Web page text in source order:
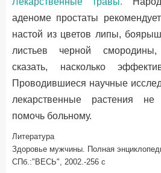
аденоме простаты
настой из цветов липы,
листьев черной
сказать, насколько
Проводившиеся научные
лекарственные растения не
помочь больному.
Литература
Здоровье мужчины. Полная
СПб.:"ВЕСЬ", 2002.-256 c